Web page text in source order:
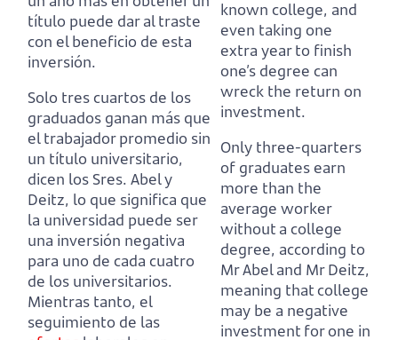
título puede dar al traste
con el beneficio de esta
inversión.
Solo tres cuartos de los
graduados ganan más que
el trabajador promedio sin
un título universitario,
dicen los Sres. Abel y
Deitz, lo que significa que
la universidad puede ser
una inversión negativa
para uno de cada cuatro
de los universitarios.
Mientras tanto, el
seguimiento de las
known college, and
even taking one
extra year to finish
one’s degree can
wreck the return on
investment.
Only three-quarters
of graduates earn
more than the
average worker
without a college
degree, according to
Mr Abel and Mr Deitz,
meaning that college
may be a negative
investment for one in